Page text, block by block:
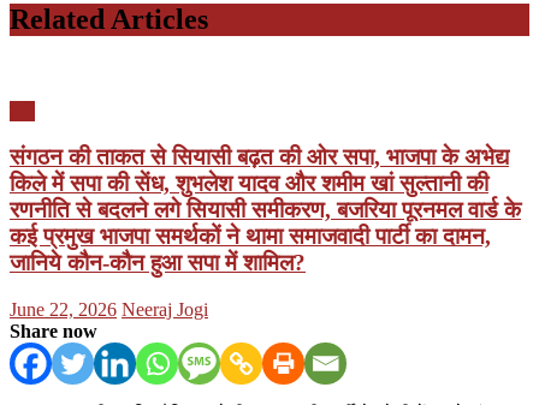
Related Articles
संगठन की ताकत से सियासी बढ़त की ओर सपा, भाजपा के अभेद्य
किले में सपा की सेंध, शुभलेश यादव और शमीम खां सुल्तानी की
रणनीति से बदलने लगे सियासी समीकरण, बजरिया पूरनमल वार्ड के
कई प्रमुख भाजपा समर्थकों ने थामा समाजवादी पार्टी का दामन,
जानिये कौन-कौन हुआ सपा में शामिल?
Posted
on
June 22, 2026 Author
Neeraj Jogi
Share now